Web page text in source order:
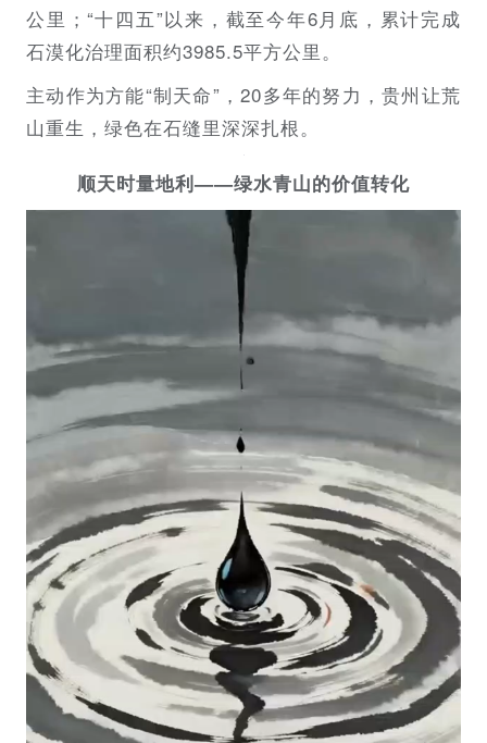
公里；“十四五”以来，截至今年6月底，累计完成
石漠化治理面积约3985.5平方公里。
主动作为方能“制天命”，20多年的努力，贵州让荒
山重生，绿色在石缝里深深扎根。
顺天时量地利——绿水青山的价值转化